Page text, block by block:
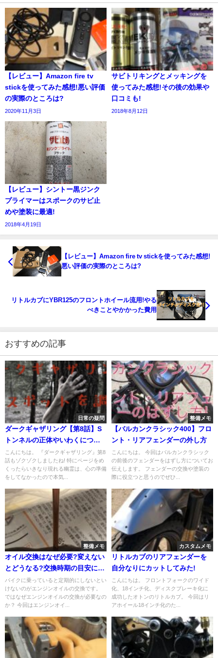
【レビュー】Amazon fire tv
stickを使ってみた感想!悪い評価
の実際のところは?
2020年11月3日
サビトリキングとメッキングを
使ってみた感想!その後の効果や
口コミも!
2018年8月12日
【レビュー】シントー黒ジンク
プライマーはスポークのサビ止
めや塗装に最適!
2018年4月19日
【レビュー】Amazon fire tv stickを使ってみた感想!
悪い評価の実際のところは?
リトルカブにYBR125のフロントホイール流用!やる
べきことやかかった費用
おすすめの記事
日常の疑問
ダークギャザリング【第8話】S
トンネルの正体やいわくについ
て調べてみた!
こんにちは。 『ダークギャザリング』第8
話もゾクゾクしましたね! 特にページをめ
くったらいきなり現れる幽霊は、心の準備
をしてなかったので本気...
整備メモ
【バルカンクラシック400】フロ
ント・リアフェンダーの外し方
こんにちは。 今回はバルカンクラシック
の前後のフェンダーをはずし方についてお
伝えします。 フェンダーの交換や塗装の
際に役立つと思うのでぜひ...
整備メモ
オイル交換はなぜ必要?変えない
とどうなる?交換時期の目安につ
いても!
バイクに乗っていると定期的にしないとい
けないのがエンジンオイルの交換です。
ではなぜエンジンオイルの交換が必要なの
か？ 今回はエンジンオイ...
カスタムメモ
リトルカブのリアフェンダーを
自分なりにカットしてみた!
こんにちは。 フロントフォークのワイド
化、18インチ化、ディスクブレーキ化に
成功したオトンのリトルカブ。 今回はリ
アホイール18インチ化のた...